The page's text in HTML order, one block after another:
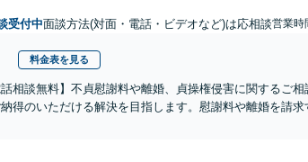
受付中面談方法(対面・電話・ビデオなど)は応相談営業時
料金表を見る
話相談無料】不貞慰謝料や離婚、貞操権侵害に関するご
得のいただける解決を目指します。慰謝料や離婚を請